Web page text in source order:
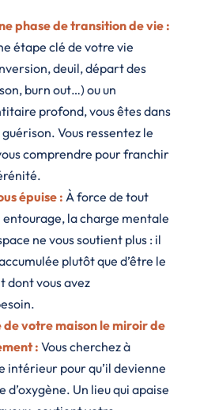
phase de transitionde vie :
étape clé de votre vie
deuil, départ des
burn out…) ou un
profond, vous êtes dans
Vous ressentez le
comprendre pour franchir
épuise : À force de tout
la charge mentale
ne vous soutient plus : il
plutôt que d’être le
dont vous avez
de votre maison le miroir de
: Vous cherchez à
pour qu’il devienne
d’oxygène. Un lieu qui apaise